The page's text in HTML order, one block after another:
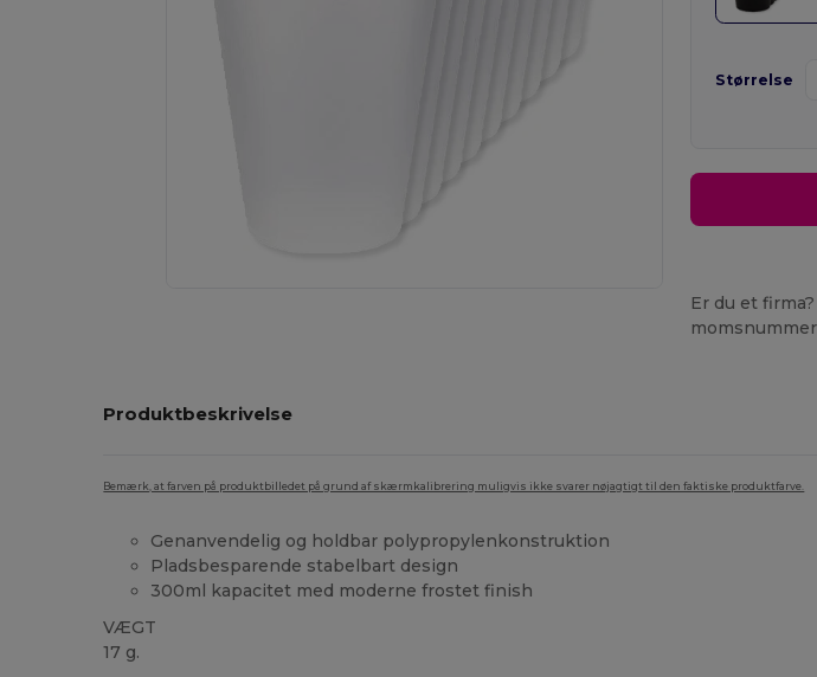
Størrelse
Er du et
Produktbeskrivelse
Bemærk, at farven på produktbilledet på grund af skærmkalibrering muligvis ikke svarer nøjagtigt til den faktiske produktfarve.
Genanvendelig og holdbar polypropylenkonstruktion
Pladsbesparende stabelbart design
300ml kapacitet med moderne frostet finish
VÆGT
17 g.